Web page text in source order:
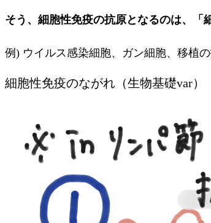
そう、細胞性免疫の抗原となるのは、「
例) ウイルス感染細胞、ガン細胞、移植
細胞性免疫のながれ（生物基礎var）